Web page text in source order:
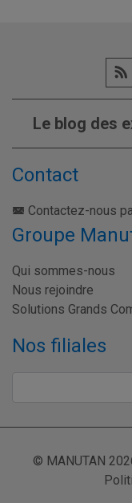
Le blog des
Contact
Contactez-nous
Groupe
Qui sommes-nous
Nous rejoindre
Solutions Grands
Nos filiales
© MANUTAN